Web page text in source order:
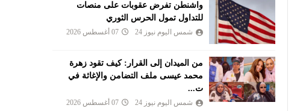
واشنطن تفرض عقوبات على منصات
للتداول تمول الحرس الثوري
شمس اليوم نيوز 24 07 أغسطس 2026
من الميدان إلى القرار: كيف تقود زهرة
محمد عيسى ملف التضامن والإغاثة في
ت...
شمس اليوم نيوز 24 07 أغسطس 2026